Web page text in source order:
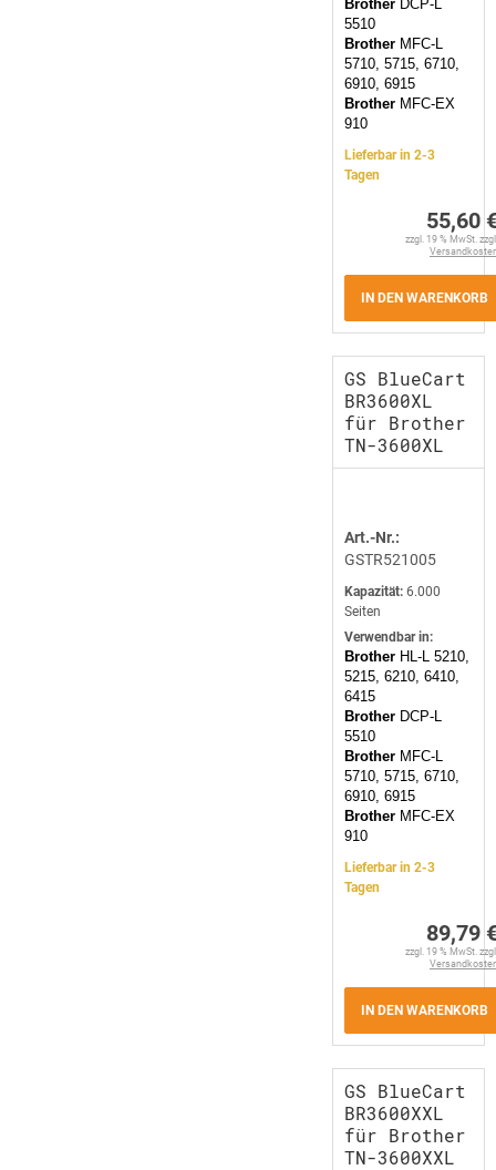
Brother DCP-L
5510
Brother MFC-L
5710, 5715, 6710,
6910, 6915
Brother MFC-EX
910
Lieferbar in 2-3
Tagen
55,60
zzgl. 19 % MwSt.
IN DEN WARENKORB
GS BlueCart
BR3600XL
für Brother
TN-3600XL
Art.-Nr.:
GSTR521005
Kapazität: 6.000
Seiten
Verwendbar in:
Brother HL-L 5210,
5215, 6210, 6410,
6415
Brother DCP-L
5510
Brother MFC-L
5710, 5715, 6710,
6910, 6915
Brother MFC-EX
910
Lieferbar in 2-3
Tagen
89,79
zzgl. 19 % MwSt.
IN DEN WARENKORB
GS BlueCart
BR3600XXL
für Brother
TN-3600XXL